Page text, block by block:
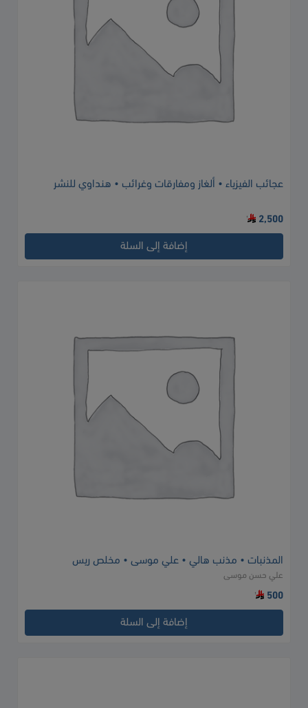
عجائب الفيزياء • ألغاز ومفارقات وغرائب • هنداوي للنشر
2,500
إضافة إلى السلة
المذنبات • مذنب هالي • علي موسى • مخلص ريس
علي حسن موسى
500
إضافة إلى السلة